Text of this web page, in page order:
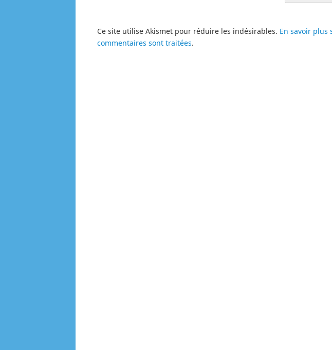
Ce site utilise Akismet pour réduire les indésirables. En savoir plus
commentaires sont traitées.